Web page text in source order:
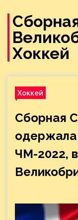
Хоккей
Хоккей
Сборная
одержала
ЧМ-2022,